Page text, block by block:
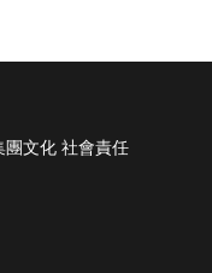
團文化 社會責任